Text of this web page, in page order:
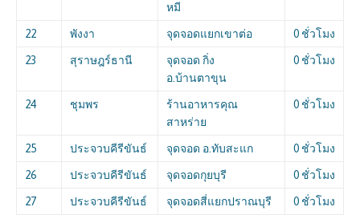
หมี
22 พังงา จุดจอดแยกเขาต่อ 0 ชั่วโมง
23 สุราษฎร์ธานี
จุดจอด กิ่ง
อ.บ้านตาขุน
0 ชั่วโมง
24 ชุมพร
ร้านอาหารคุณ
สาหร่าย
0 ชั่วโมง
25 ประจวบคีรีขันธ์ จุดจอด อ.ทับสะแก 0 ชั่วโมง
26 ประจวบคีรีขันธ์ จุดจอดกุยบุรี 0 ชั่วโมง
27 ประจวบคีรีขันธ์ จุดจอดสี่แยกปราณบุรี 0 ชั่วโมง